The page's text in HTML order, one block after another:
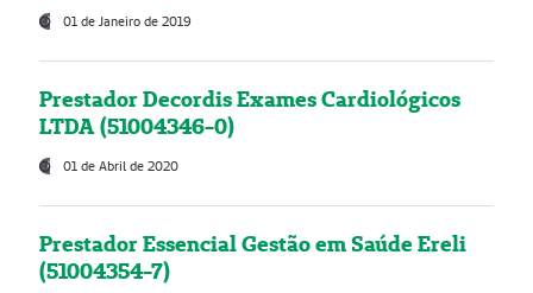
01 de Janeiro de 2019
Prestador Decordis Exames Cardiológicos
LTDA (51004346-0)
01 de Abril de 2020
Prestador Essencial Gestão em Saúde Ereli
(51004354-7)